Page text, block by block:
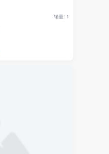
销量: 1